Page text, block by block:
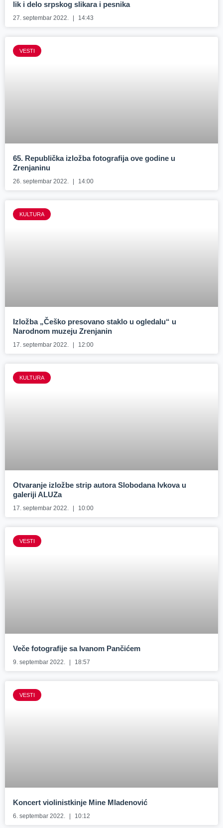
lik i delo srpskog slikara i pesnika
27. septembar 2022. 14:43
VESTI
65. Republička izložba fotografija ove godine u
Zrenjaninu
26. septembar 2022. 14:00
KULTURA
Izložba „Češko presovano staklo u ogledalu“ u
Narodnom muzeju Zrenjanin
17. septembar 2022. 12:00
KULTURA
Otvaranje izložbe strip autora Slobodana Ivkova u
galeriji ALUZa
17. septembar 2022. 10:00
VESTI
Veče fotografije sa Ivanom Pančićem
9. septembar 2022. 18:57
VESTI
Koncert violinistkinje Mine Mladenović
6. septembar 2022. 10:12